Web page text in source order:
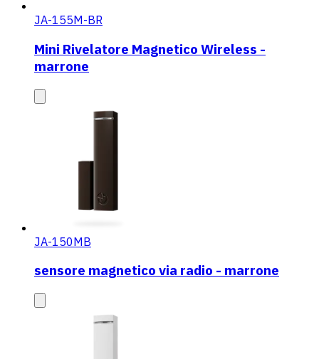
JA-155M-BR
Mini Rivelatore Magnetico Wireless -
marrone
JA-150MB
sensore magnetico via radio - marrone